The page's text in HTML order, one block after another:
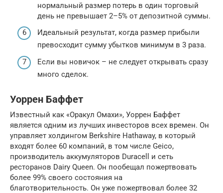
нормальный размер потерь в один торговый
день не превышает 2–5% от депозитной суммы.
Идеальный результат, когда размер прибыли
превосходит сумму убытков минимум в 3 раза.
Если вы новичок – не следует открывать сразу
много сделок.
Уоррен Баффет
Известный как «Оракул Омахи», Уоррен Баффет
является одним из лучших инвесторов всех времен. Он
управляет холдингом Berkshire Hathaway, в который
входят более 60 компаний, в том числе Geico,
производитель аккумуляторов Duracell и сеть
ресторанов Dairy Queen. Он пообещал пожертвовать
более 99% своего состояния на
благотворительность. Он уже пожертвовал более 32